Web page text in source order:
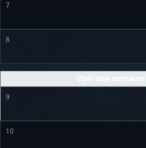
7
8
9
10